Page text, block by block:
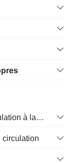
ECS Nombre total d'actions en circulation à la date de dépôt
circulation